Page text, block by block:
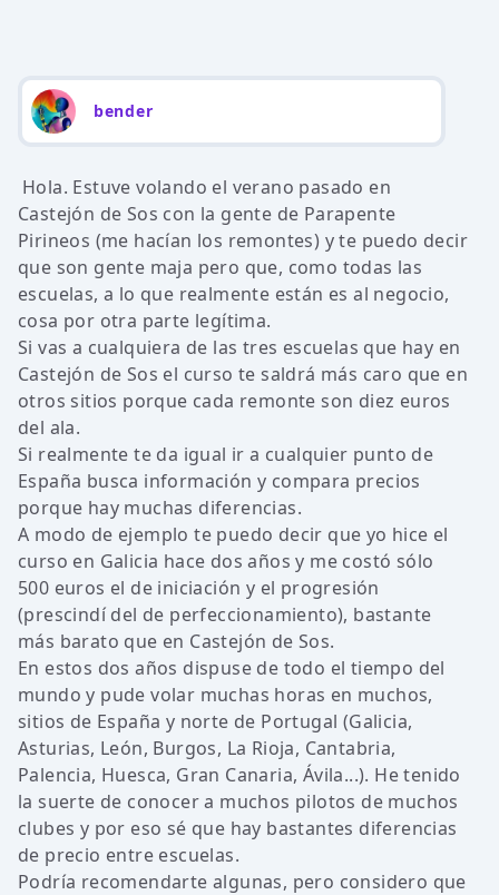
bender
Hola. Estuve volando el verano pasado en
Castejón de Sos con la gente de Parapente
Pirineos (me hacían los remontes) y te puedo decir
que son gente maja pero que, como todas las
escuelas, a lo que realmente están es al negocio,
cosa por otra parte legítima.
Si vas a cualquiera de las tres escuelas que hay en
Castejón de Sos el curso te saldrá más caro que en
otros sitios porque cada remonte son diez euros
del ala.
Si realmente te da igual ir a cualquier punto de
España busca información y compara precios
porque hay muchas diferencias.
A modo de ejemplo te puedo decir que yo hice el
curso en Galicia hace dos años y me costó sólo
500 euros el de iniciación y el progresión
(prescindí del de perfeccionamiento), bastante
más barato que en Castejón de Sos.
En estos dos años dispuse de todo el tiempo del
mundo y pude volar muchas horas en muchos,
sitios de España y norte de Portugal (Galicia,
Asturias, León, Burgos, La Rioja, Cantabria,
Palencia, Huesca, Gran Canaria, Ávila...). He tenido
la suerte de conocer a muchos pilotos de muchos
clubes y por eso sé que hay bastantes diferencias
de precio entre escuelas.
Podría recomendarte algunas, pero considero que